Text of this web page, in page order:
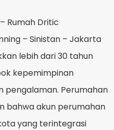
Rumah Dritic
– Sinistan – Jakarta
lebih dari 30 tahun
kepemimpinan
pengalaman. Perumahan
bahwa akun perumahan
yang terintegrasi